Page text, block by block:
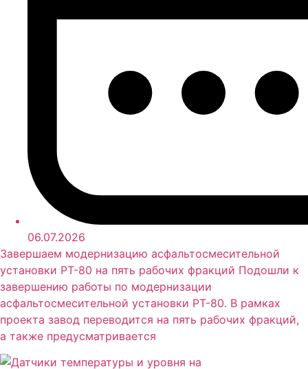
06.07.2026
Завершаем модернизацию асфальтосмесительной
установки РТ-80 на пять рабочих фракций Подошли к
завершению работы по модернизации
асфальтосмесительной установки РТ-80. В рамках
проекта завод переводится на пять рабочих фракций,
а также предусматривается